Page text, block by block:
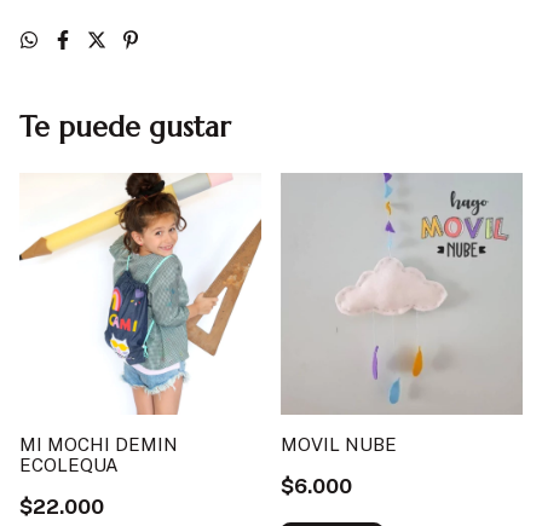
Te puede gustar
MI MOCHI DEMIN
ECOLEQUA
$22.000
MOVIL NUBE
$6.000